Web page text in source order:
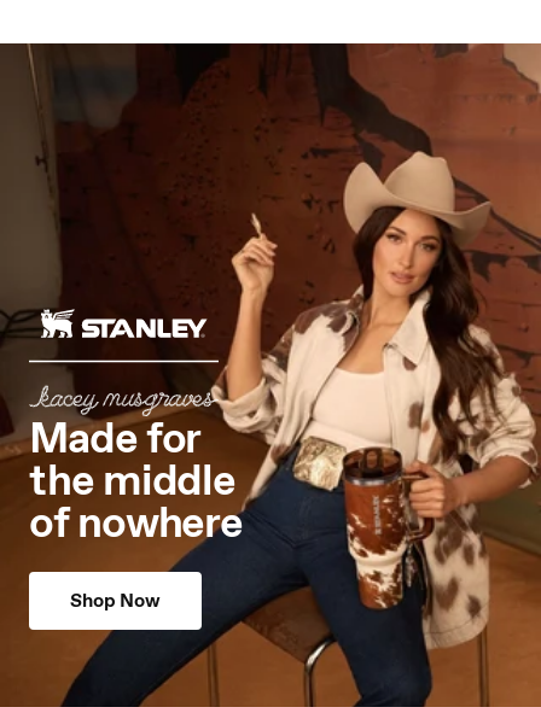
Made for
the middle
of nowhere
Shop Now